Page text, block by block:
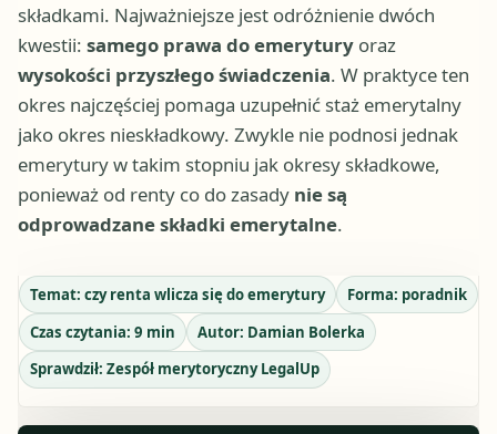
składkami. Najważniejsze jest odróżnienie dwóch
kwestii: samego prawa do emerytury oraz
wysokości przyszłego świadczenia. W praktyce ten
okres najczęściej pomaga uzupełnić staż emerytalny
jako okres nieskładkowy. Zwykle nie podnosi jednak
emerytury w takim stopniu jak okresy składkowe,
ponieważ od renty co do zasady nie są
odprowadzane składki emerytalne.
Temat: czy renta wlicza się do emerytury Forma: poradnik
Czas czytania: 9 min Autor: Damian Bolerka
Sprawdził: Zespół merytoryczny LegalUp